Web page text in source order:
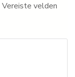
Vereiste velden